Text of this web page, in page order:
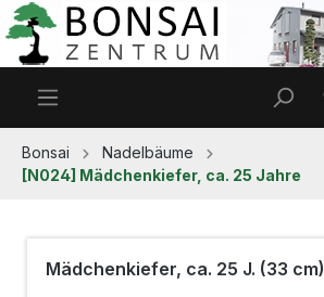
Zum Hauptinhalt springen
Bonsai
Nadelbäume
[N024] Mädchenkiefer, ca. 25 Jahre
Mädchenkiefer, ca. 25 J. (33 cm)